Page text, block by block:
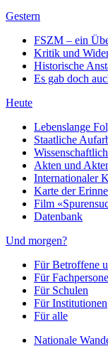
Gestern
FSZM – ein
Kritik und
Historische
Es gab doch
Heute
Lebenslange
Staatliche
Akten und
Internationaler
Karte der
Film
Datenbank
Und morgen?
Für Betroffene
Für
Für Schulen
Für Institutionen
Für alle
Nationale